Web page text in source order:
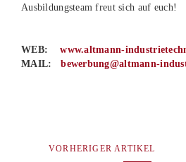
Ausbildungsteam freut sich auf euch!
WEB:www.altmann-
MAIL:bewerbung@altmann-
VORHERIGER ARTIKEL